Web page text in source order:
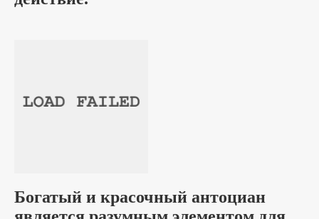
Богатый и красочный антоциан